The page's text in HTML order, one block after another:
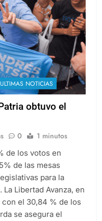
ULTIMAS NOTICIAS
obtuvo el
0 1 minutos
de los votos en
de las mesas
para la
Libertad Avanza, en
el 30,84 % de los
se asegura el